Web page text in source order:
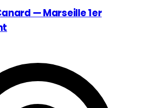
— Marseille 1er